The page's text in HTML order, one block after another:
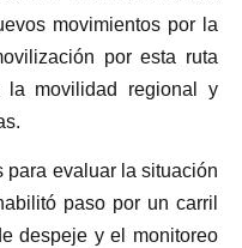
movimientos por la
por esta ruta
la movilidad regional y
para evaluar la situación
paso por un carril
despeje y el monitoreo